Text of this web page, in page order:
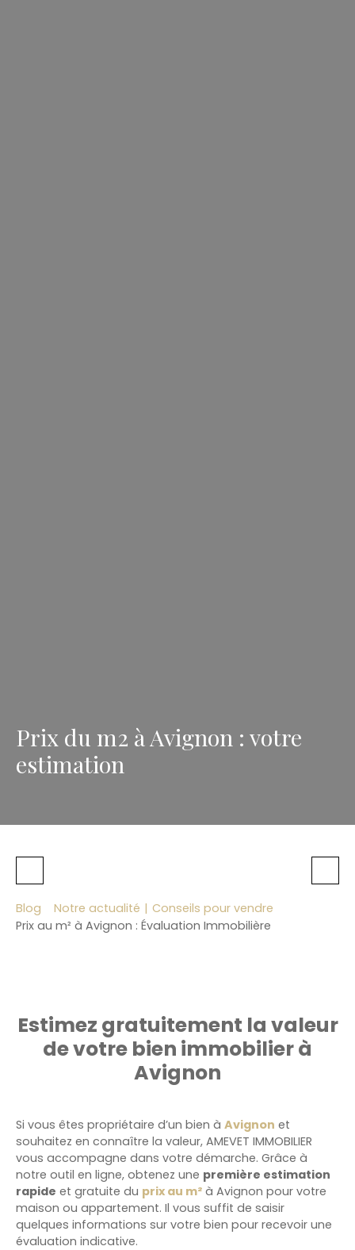
Prix du m2 à Avignon : votre
estimation
Blog Notre actualité | Conseils pour vendre
Prix au m² à Avignon : Évaluation Immobilière
Estimez gratuitement la valeur
de votre bien immobilier à
Avignon
Si vous êtes propriétaire d’un bien à Avignon et
souhaitez en connaître la valeur, AMEVET IMMOBILIER
vous accompagne dans votre démarche. Grâce à
notre outil en ligne, obtenez une première estimation
rapide et gratuite du prix au m² à Avignon pour votre
maison ou appartement. Il vous suffit de saisir
quelques informations sur votre bien pour recevoir une
évaluation indicative.